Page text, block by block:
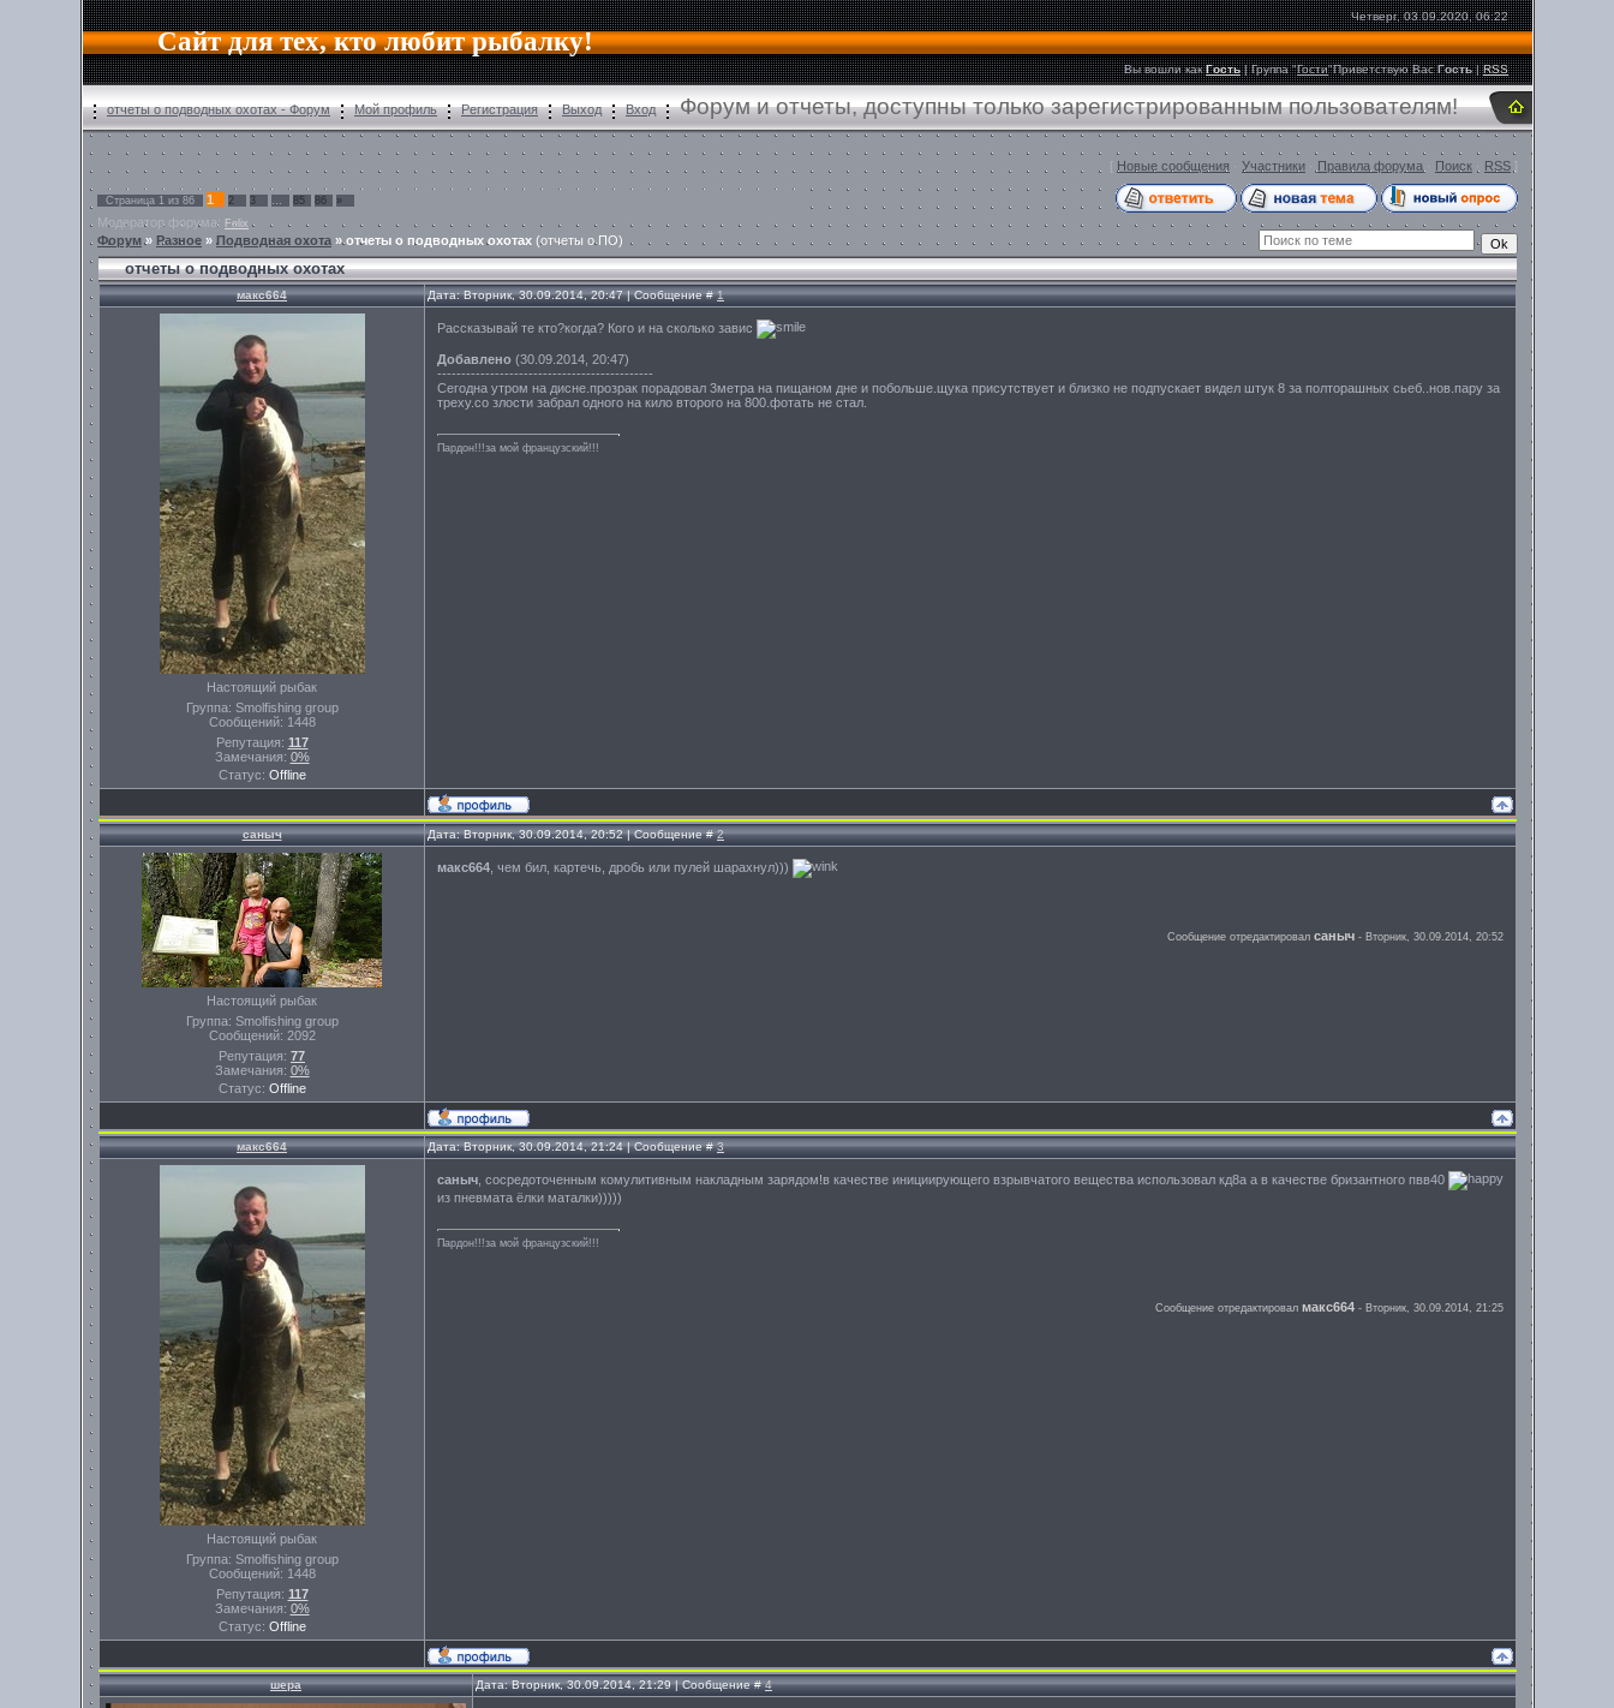
Сайт для тех, кто любит рыбалку!
Четверг, 03.09.2020, 06:22
Вы вошли как Гость|Группа"Гости"Приветствую Вас Гость |RSS
отчеты о подводных охотах - Форум Мой профиль Регистрация Выход Вход Форум и отчеты, доступны только зарегистрированным пользователям!
[ Новые сообщения Участники Правила форума Поиск RSS ]
Страница 1 из 86 1 2 3 … 85 86 »
Модератор форума: Felix
Форум» Разное » Подводная охота »отчеты о подводных охотах (отчеты о ПО)
отчеты о подводных охотах
макс664 Дата: Вторник, 30.09.2014, 20:47 | Сообщение #1
Настоящий рыбак
Группа: Smolfishing group
Сообщений: 1448
Репутация: 117
Замечания: 0%
Статус: Offline
Рассказывай те кто?когда? Кого и на сколько завис
Добавлено (30.09.2014, 20:47)
---------------------------------------------
Сегодна утром на дисне.прозрак порадовал 3метра на пищаном дне и побольше.щука присутствует и близко не подпускает видел штук 8 за полторашных сьеб..нов.пару за
треху.со злости забрал одного на кило второго на 800.фотать не стал.
Пардон!!!за мой французский!!!
саныч Дата: Вторник, 30.09.2014, 20:52 | Сообщение #2
Настоящий рыбак
Группа: Smolfishing group
Сообщений: 2092
Репутация: 77
Замечания: 0%
Статус: Offline
макс664 , чем бил, картечь, дробь или пулей шарахнул)))
Сообщение отредактировал саныч - Вторник, 30.09.2014, 20:52
макс664 Дата: Вторник, 30.09.2014, 21:24 | Сообщение #3
Настоящий рыбак
Группа: Smolfishing group
Сообщений: 1448
Репутация: 117
Замечания: 0%
Статус: Offline
саныч , сосредоточенным комулитивным накладным зарядом!в качестве инициирующего взрывчатого вещества использовал кд8а а в качестве бризантного пвв40
из пневмата ёлки маталки)))))
Пардон!!!за мой французский!!!
Сообщение отредактировал макс664 - Вторник, 30.09.2014, 21:25
шера Дата: Вторник, 30.09.2014, 21:29 | Сообщение #4